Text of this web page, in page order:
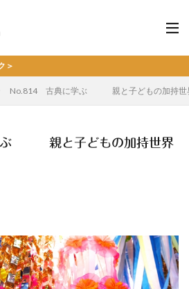
No.814 古典に学ぶ 親と子どもの加持世
親と子どもの加持世界